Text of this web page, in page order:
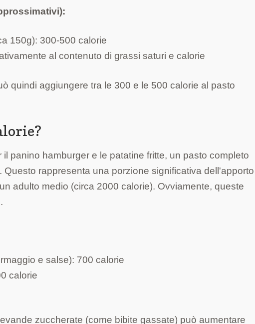
150g): 300-500 calorie
al contenuto di grassi saturi e calorie
quindi aggiungere tra le 300 e le 500 calorie al pasto
panino hamburger e le patatine fritte, un pasto completo
rappresenta una porzione significativa dell'apporto
adulto medio (circa 2000 calorie). Ovviamente, queste
e salse): 700 calorie
calorie
zuccherate (come bibite gassate) può aumentare